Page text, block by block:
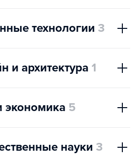
технологии 3
и архитектура 1
экономика 5
науки 3